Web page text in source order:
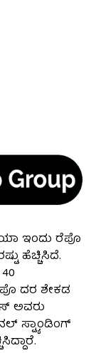
ಇಂದು ರೆಪೊ
ಹೆಚ್ಚಿಸಿದೆ.
ದರ ಶೇಕಡ
ಅವರು
ಸ್ಟ್ಯಾಂಡಿಂಗ್